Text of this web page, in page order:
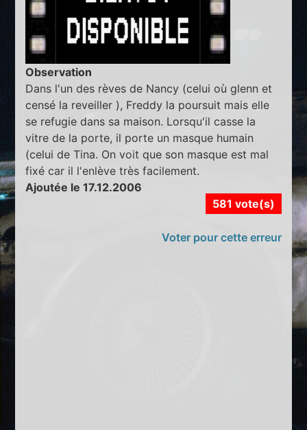
Observation
Dans l'un des rèves de Nancy (celui où glenn et
censé la reveiller ), Freddy la poursuit mais elle
se refugie dans sa maison. Lorsqu'il casse la
vitre de la porte, il porte un masque humain
(celui de Tina. On voit que son masque est mal
fixé car il l'enlève très facilement.
Ajoutée le 17.12.2006
581 vote(s)
Voter pour cette erreur